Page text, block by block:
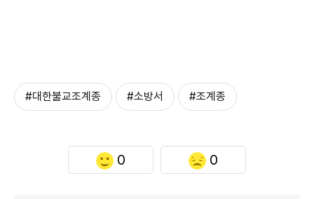
#대한불교조계종 #소방서 #조계종
0 0